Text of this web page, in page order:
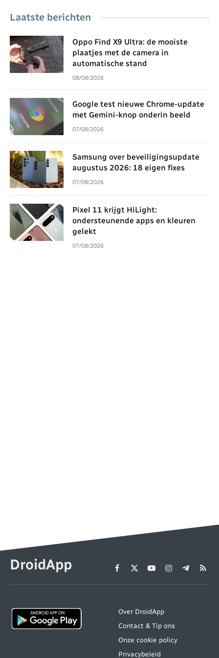
Laatste berichten
Oppo Find X9 Ultra: de mooiste
plaatjes met de camera in
automatische stand
08/08/2026
Google test nieuwe Chrome-update
met Gemini-knop onderin beeld
07/08/2026
Samsung over beveiligingsupdate
augustus 2026: 18 eigen fixes
07/08/2026
Pixel 11 krijgt HiLight:
ondersteunende apps en kleuren
gelekt
07/08/2026
DroidApp Facebook
X
(Twitter)
YouTubeInstagram
Telegram
RSS
Over DroidApp
Contact & Tip ons
Onze cookie policy
Privacybeleid